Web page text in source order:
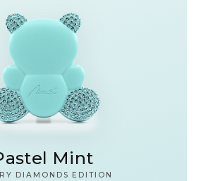
Mint
DIAMONDS EDITION